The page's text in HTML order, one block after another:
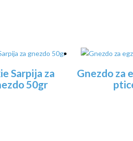
Sarpija za
50gr
Gnezdo za